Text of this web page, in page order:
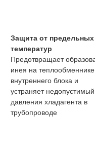
Защита от предельных
температур
Предотвращает
инея на теплообменнике
внутреннего блока и
устраняет
давления хладагента в
трубопроводе